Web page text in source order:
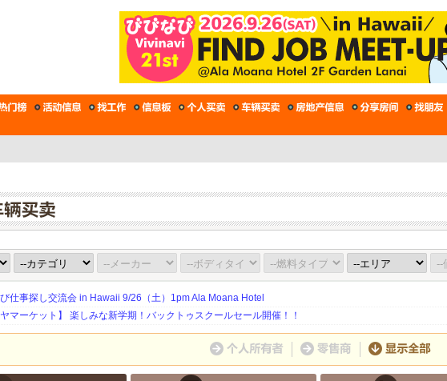
仕事探し交流会 in Hawaii 9/26（土）1pm Ala Moana Hotel
ヤマーケット】 楽しみな新学期！バックトゥスクールセール開催！！